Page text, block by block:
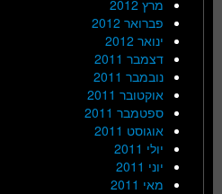
מרץ 2012
פברואר 2012
ינואר 2012
דצמבר 2011
נובמבר 2011
אוקטובר 2011
ספטמבר 2011
אוגוסט 2011
יולי 2011
יוני 2011
מאי 2011